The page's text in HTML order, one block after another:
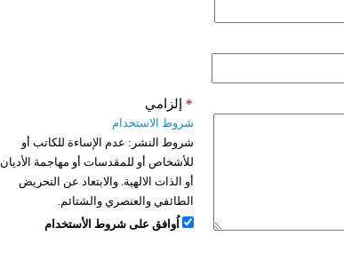
إلزامي *
شروط الاستخدام
شروط النشر: عدم الإساءة للكاتب أو
للأشخاص أو للمقدسات أو مهاجمة الأديان
أو الذات الالهية. والابتعاد عن التحريض
الطائفي والعنصري والشتائم.
اُوافق على شروط الأستخدام